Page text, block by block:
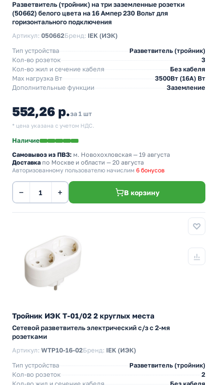
Разветвитель (тройник) на три заземленные розетки
(50662) белого цвета на 16 Ампер 230 Вольт для
горизонтального подключения
Артикул: 050662Бренд: IEK (ИЭК)
Тип устройства
Разветвитель (тройник)
Кол-во розеток
3
Кол-во жил и сечение кабеля
Без кабеля
Max нагрузка Вт
3500Вт (16А) Вт
Дополнительные функции
Заземление
552,26 р.за 1 шт
* цена указана с учетом НДС.
Наличие
Самовывоз из ПВЗ: м. Новохохловская — 19 августа
Доставка по Москве и области — 20 августа
Авторизованному пользователю начислим 6 бонусов
− + В корзину
Тройник ИЭК Т-01/02 2 круглых места
Сетевой разветвитель электрический с/з с 2-мя
розетками
Артикул: WTP10-16-02Бренд: IEK (ИЭК)
Тип устройства
Разветвитель (тройник)
Кол-во розеток
2